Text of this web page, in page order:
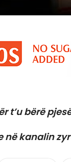
t’u bërë
në kanalin